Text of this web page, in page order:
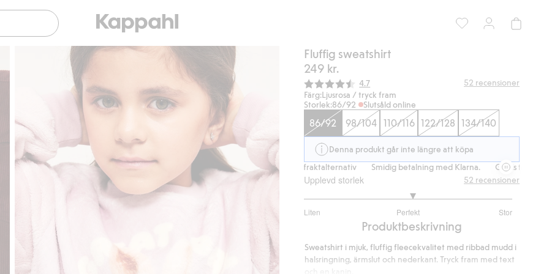
Fluffig sweatshirt
249 kr.
Snittbetyg:
4.7 52 recensioner
Färg:Ljusrosa / tryck fram
Storlek:86/92 Slutsåld online
86/92 98/104 110/116 122/128 134/140
Denna produkt går inte längre att köpa
Gratis fraktalternativ
Smidig betalning med Klarna. Gratis fraktalternativ Smidig betalning med Klarna. Gratis fraktalternativ
Upplevd storlek
Liten Perfekt Stor
utav
40
betyg
52 recensioner
Produktbeskrivning
Sweatshirt i mjuk, fluffig fleecekvalitet med ribbad mudd i
halsringning, ärmslut och nederkant. Tryck fram med text